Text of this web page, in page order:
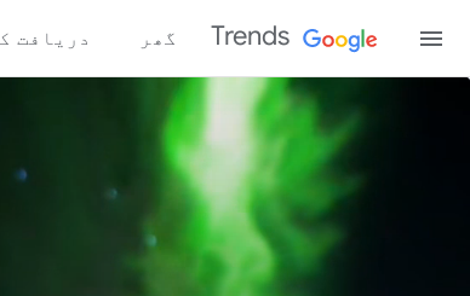
Trends گھر دریافت